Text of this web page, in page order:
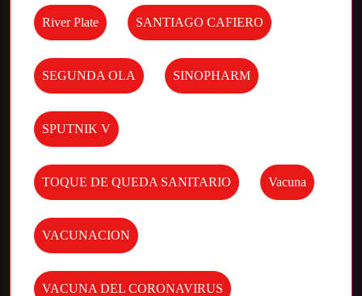
River Plate SANTIAGO CAFIERO
SEGUNDA OLA SINOPHARM
SPUTNIK V
TOQUE DE QUEDA SANITARIO Vacuna
VACUNACION
VACUNA DEL CORONAVIRUS